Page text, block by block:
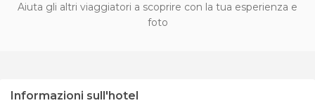
Aiuta gli altri viaggiatori a scoprire con la tua esperienza e
foto
Informazioni sull'hotel